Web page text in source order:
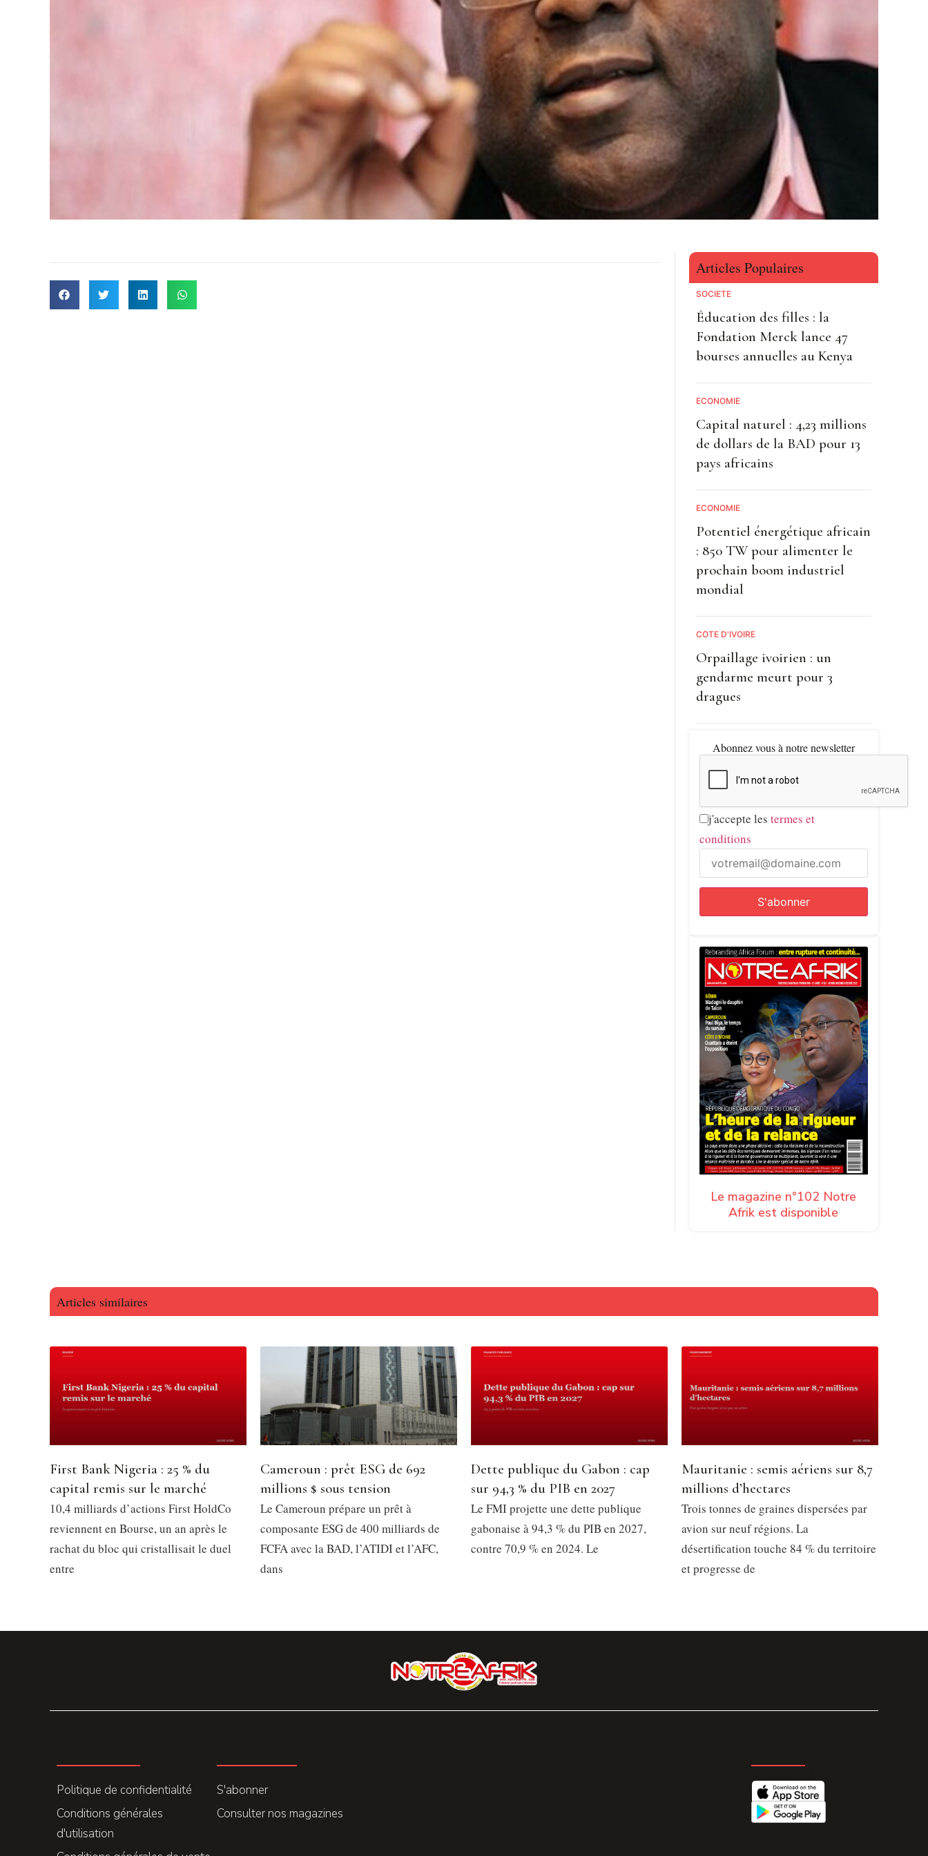
Articles Populaires
SOCIETE
Éducation des filles : la
Fondation Merck lance 47
bourses annuelles au Kenya
ECONOMIE
Capital naturel : 4,23 millions
de dollars de la BAD pour 13
pays africains
ECONOMIE
Potentiel énergétique africain
: 850 TW pour alimenter le
prochain boom industriel
mondial
CÔTE D'IVOIRE
Orpaillage ivoirien : un
gendarme meurt pour 3
dragues
Abonnez vous à notre newsletter
j'accepte les termes et
conditions
Le magazine n°102 Notre
Afrik est disponible
Articles similaires
First Bank Nigeria : 25 % du
capital remis sur le marché
10,4 milliards d’actions First HoldCo
reviennent en Bourse, un an après le
rachat du bloc qui cristallisait le duel
entre
Cameroun : prêt ESG de 692
millions $ sous tension
Le Cameroun prépare un prêt à
composante ESG de 400 milliards de
FCFA avec la BAD, l’ATIDI et l’AFC,
dans
Dette publique du Gabon : cap
sur 94,3 % du PIB en 2027
Le FMI projette une dette publique
gabonaise à 94,3 % du PIB en 2027,
contre 70,9 % en 2024. Le
Mauritanie : semis aériens sur 8,7
millions d’hectares
Trois tonnes de graines dispersées par
avion sur neuf régions. La
désertification touche 84 % du territoire
et progresse de
Politique de confidentialité
Conditions générales
d'utilisation
S'abonner
Consulter nos magazines